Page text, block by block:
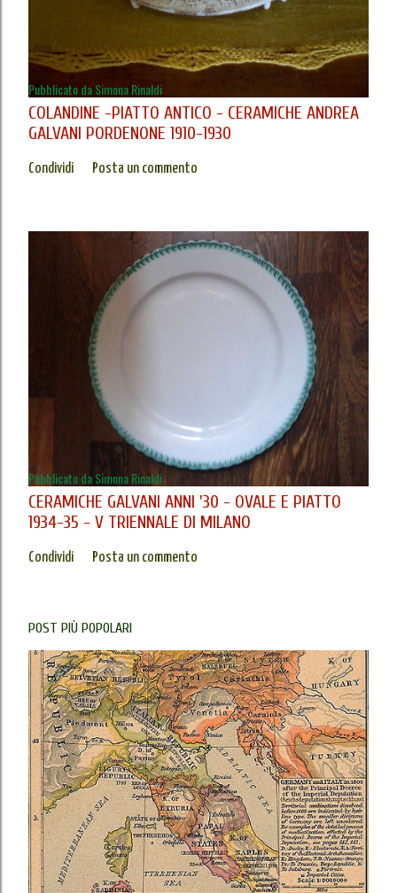
Pubblicato daSimona Rinaldi
COLANDINE -PIATTO ANTICO - CERAMICHE ANDREA
GALVANI PORDENONE 1910-1930
Condividi Posta un commento
Pubblicato daSimona Rinaldi
CERAMICHE GALVANI ANNI '30 - OVALE E PIATTO
1934-35 - V TRIENNALE DI MILANO
Condividi Posta un commento
POST PIÙ POPOLARI